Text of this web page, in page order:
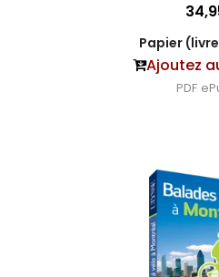
Papier
Ajoutez
PDF